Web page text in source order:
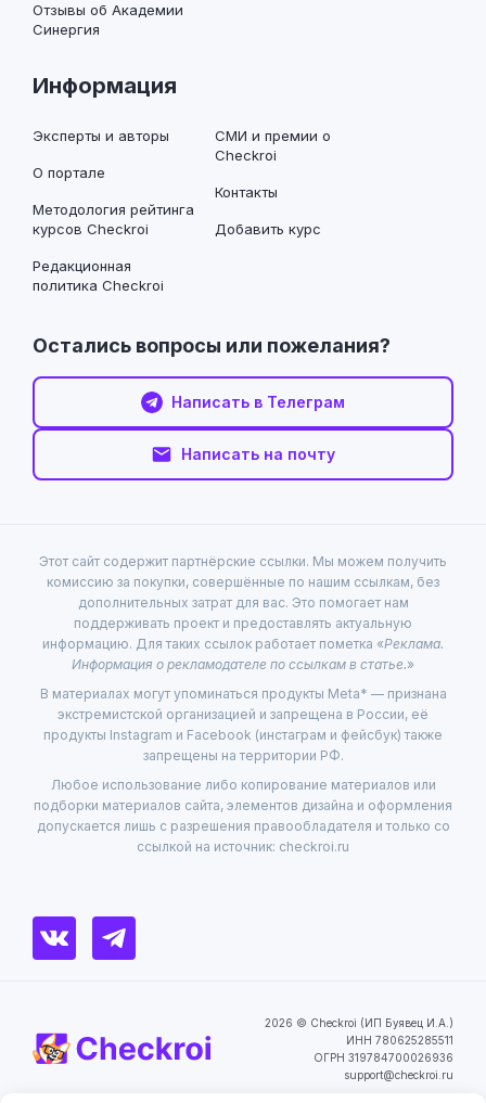
Отзывы об Академии
Синергия
Информация
Эксперты и авторы
О портале
Методология рейтинга
курсов Checkroi
Редакционная
политика Checkroi
СМИ и премии о
Checkroi
Контакты
Добавить курс
Остались вопросы или пожелания?
Написать в Телеграм
Написать на почту
Этот сайт содержит партнёрские ссылки. Мы можем получить
комиссию за покупки, совершённые по нашим ссылкам, без
дополнительных затрат для вас. Это помогает нам
поддерживать проект и предоставлять актуальную
информацию. Для таких ссылок работает пометка «Реклама.
Информация о рекламодателе по ссылкам в статье.»
В материалах могут упоминаться продукты Meta* — признана
экстремистской организацией и запрещена в России, её
продукты Instagram и Facebook (инстаграм и фейсбук) также
запрещены на территории РФ.
Любое использование либо копирование материалов или
подборки материалов сайта, элементов дизайна и оформления
допускается лишь с разрешения правообладателя и только со
ссылкой на источник: checkroi.ru
2026 © Checkroi (ИП Буявец И.А.)
ИНН 780625285511
ОГРН 319784700026936
support@checkroi.ru